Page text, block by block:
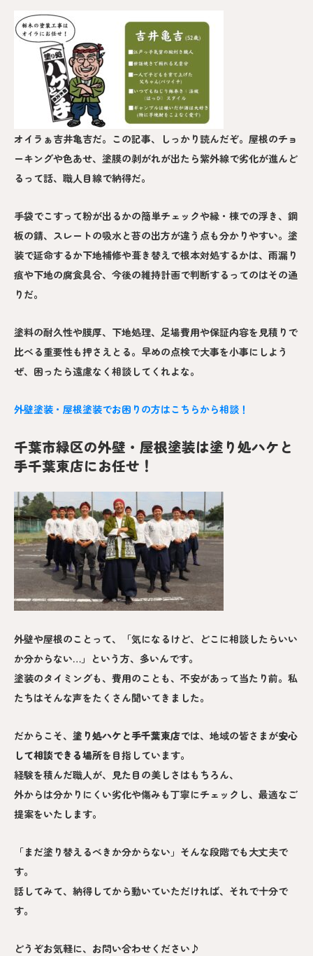
オイラぁ吉井亀吉だ。この記事、しっかり読んだぞ。屋根のチョ
ーキングや色あせ、塗膜の剥がれが出たら紫外線で劣化が進んど
るって話、職人目線で納得だ。
手袋でこすって粉が出るかの簡単チェックや縁・棟での浮き、鋼
板の錆、スレートの吸水と苔の出方が違う点も分かりやすい。塗
装で延命するか下地補修や葺き替えで根本対処するかは、雨漏り
痕や下地の腐食具合、今後の維持計画で判断するってのはその通
りだ。
塗料の耐久性や膜厚、下地処理、足場費用や保証内容を見積りで
比べる重要性も押さえとる。早めの点検で大事を小事にしよう
ぜ、困ったら遠慮なく相談してくれよな。
外壁塗装・屋根塗装でお困りの方はこちらから相談！
千葉市緑区の外壁・屋根塗装は塗り処ハケと
手千葉東店にお任せ！
外壁や屋根のことって、「気になるけど、どこに相談したらいい
か分からない…」という方、多いんです。
塗装のタイミングも、費用のことも、不安があって当たり前。私
たちはそんな声をたくさん聞いてきました。
だからこそ、 塗り処ハケと手千葉東店では、地域の皆さまが安心
して相談できる場所を目指しています。
経験を積んだ職人が、見た目の美しさはもちろん、
外からは分かりにくい劣化や傷みも丁寧にチェックし、最適なご
提案をいたします。
「まだ塗り替えるべきか分からない」そんな段階でも大丈夫で
す。
話してみて、納得してから動いていただければ、それで十分で
す。
どうぞお気軽に、お問い合わせください♪